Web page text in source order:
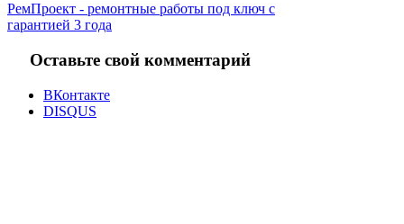
РемПроект - ремонтные работы под ключ с
гарантией 3 года
Оставьте свой комментарий
ВКонтакте
DISQUS